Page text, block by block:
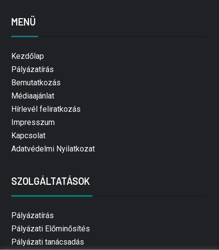
MENÜ
Kezdőlap
Pályázatírás
Bemutatkozás
Médiaajánlat
Hírlevél feliratkozás
Impresszum
Kapcsolat
Adatvédelmi Nyilatkozat
SZOLGÁLTATÁSOK
Pályázatírás
Pályázati Előminősítés
Pályázati tanácsadás